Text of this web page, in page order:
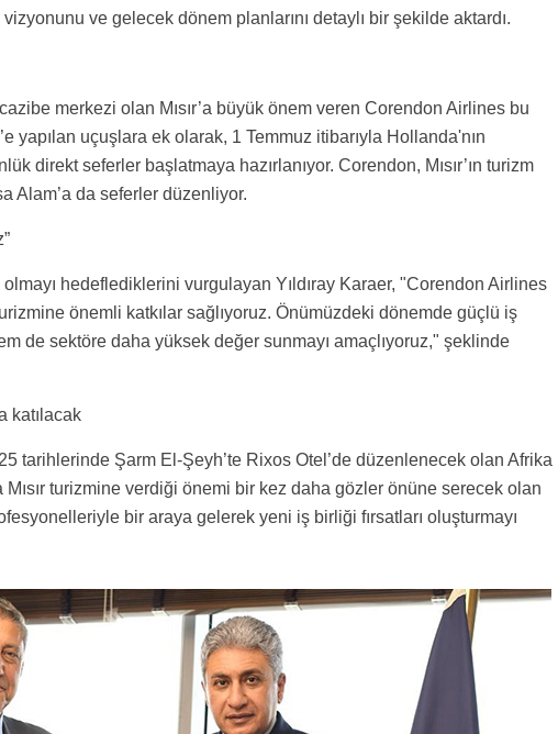
ve gelecek dönem planlarını detaylı bir şekilde aktardı.
merkezi olan Mısır’a büyük önem veren Corendon Airlines bu
yapılan uçuşlara ek olarak, 1 Temmuz itibarıyla Hollanda'nın
direkt seferler başlatmaya hazırlanıyor. Corendon, Mısır’ın turizm
Alam’a da seferler düzenliyor.
olmayı hedeflediklerini vurgulayan Yıldıray Karaer, "Corendon Airlines
önemli katkılar sağlıyoruz. Önümüzdeki dönemde güçlü iş
de sektöre daha yüksek değer sunmayı amaçlıyoruz," şeklinde
katılacak
tarihlerinde Şarm El-Şeyh’te Rixos Otel’de düzenlenecek olan Afrika
Mısır turizmine verdiği önemi bir kez daha gözler önüne serecek olan
bir araya gelerek yeni iş birliği fırsatları oluşturmayı